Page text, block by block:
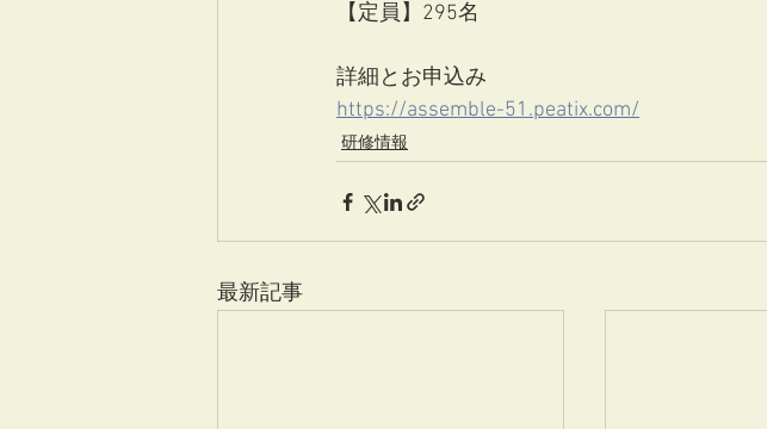
【定員】295名
詳細とお申込み
https://assemble-51.peatix.com/
研修情報
最新記事